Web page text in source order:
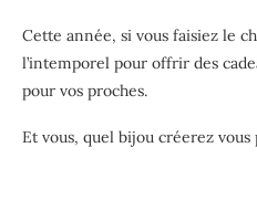
Cette année, si vous faisiez le
l’intemporel pour offrir des
pour vos proches.
Et vous, quel bijou créerez vous